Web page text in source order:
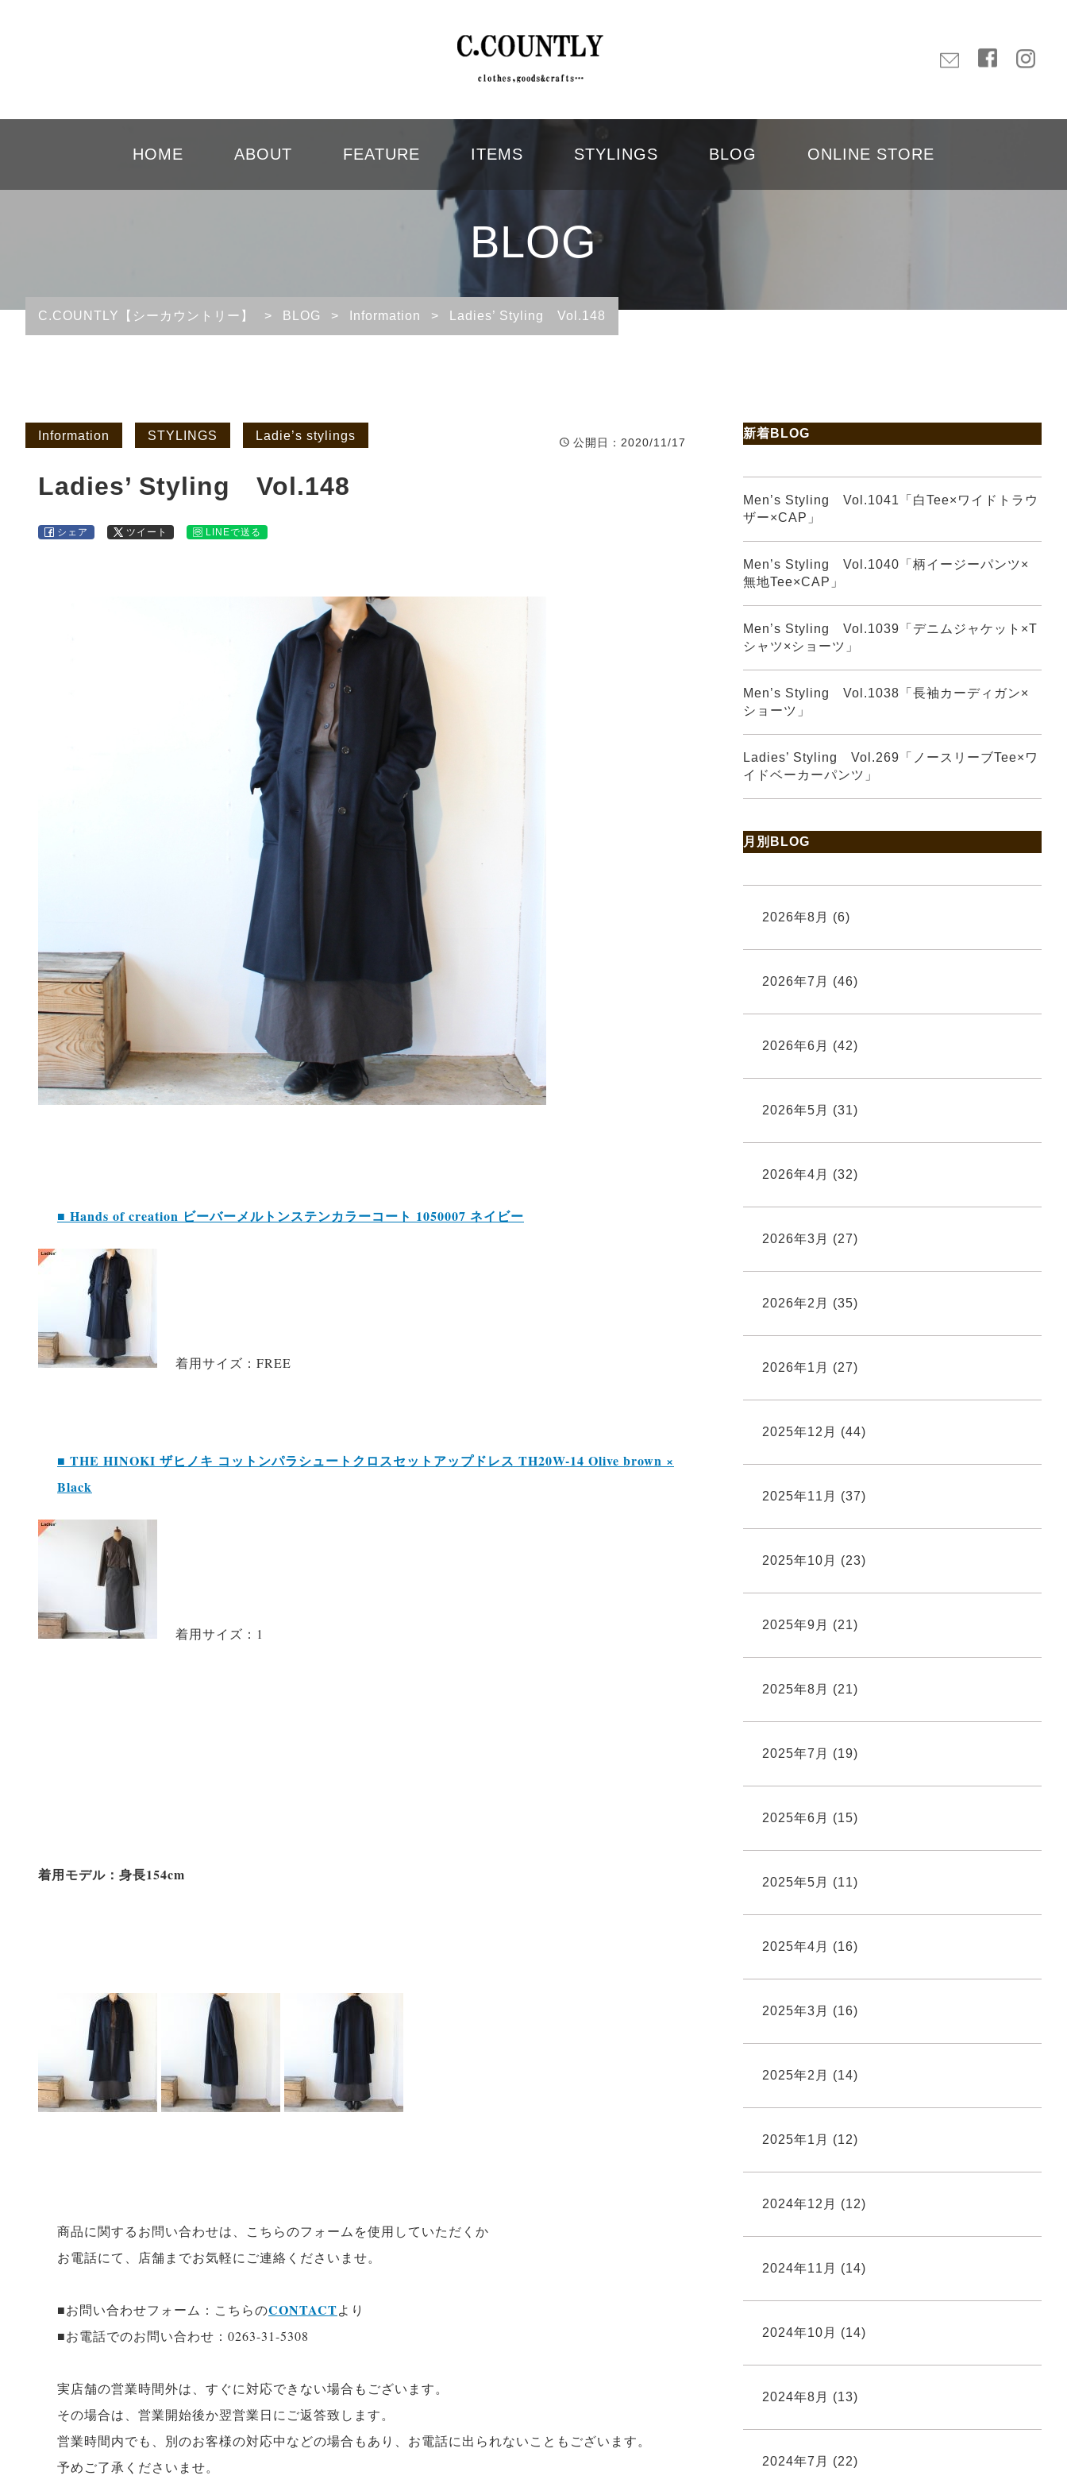
HOME ABOUT FEATURE ITEMS STYLINGS BLOG ONLINE STORE
BLOG
C.COUNTLY【シーカウントリー】 > BLOG > Information > Ladies’ Styling Vol.148
Information STYLINGS Ladie’s stylings
公開日 ：2020/11/17
Ladies’ Styling Vol.148
シェア ツイート LINEで送る
■ Hands of creation ビーバーメルトンステンカラーコート 1050007 ネイビー
着用サイズ：FREE
■ THE HINOKI ザヒノキ コットンパラシュートクロスセットアップドレス TH20W-14 Olive brown ×
Black
着用サイズ：1
着用モデル：身長154cm
商品に関するお問い合わせは、こちらのフォームを使用していただくか
お電話にて、店舗までお気軽にご連絡くださいませ。
■お問い合わせフォーム：こちらのCONTACTより
■お電話でのお問い合わせ：0263-31-5308
実店舗の営業時間外は、すぐに対応できない場合もございます。
その場合は、営業開始後か翌営業日にご返答致します。
営業時間内でも、別のお客様の対応中などの場合もあり、お電話に出られないこともございます。
予めご了承くださいませ。
新着BLOG
Men’s Styling Vol.1041「白Tee×ワイドトラウ
ザー×CAP」
Men’s Styling Vol.1040「柄イージーパンツ×
無地Tee×CAP」
Men’s Styling Vol.1039「デニムジャケット×T
シャツ×ショーツ」
Men’s Styling Vol.1038「長袖カーディガン×
ショーツ」
Ladies’ Styling Vol.269「ノースリーブTee×ワ
イドベーカーパンツ」
月別BLOG
2026年8月 (6)
2026年7月 (46)
2026年6月 (42)
2026年5月 (31)
2026年4月 (32)
2026年3月 (27)
2026年2月 (35)
2026年1月 (27)
2025年12月 (44)
2025年11月 (37)
2025年10月 (23)
2025年9月 (21)
2025年8月 (21)
2025年7月 (19)
2025年6月 (15)
2025年5月 (11)
2025年4月 (16)
2025年3月 (16)
2025年2月 (14)
2025年1月 (12)
2024年12月 (12)
2024年11月 (14)
2024年10月 (14)
2024年8月 (13)
2024年7月 (22)